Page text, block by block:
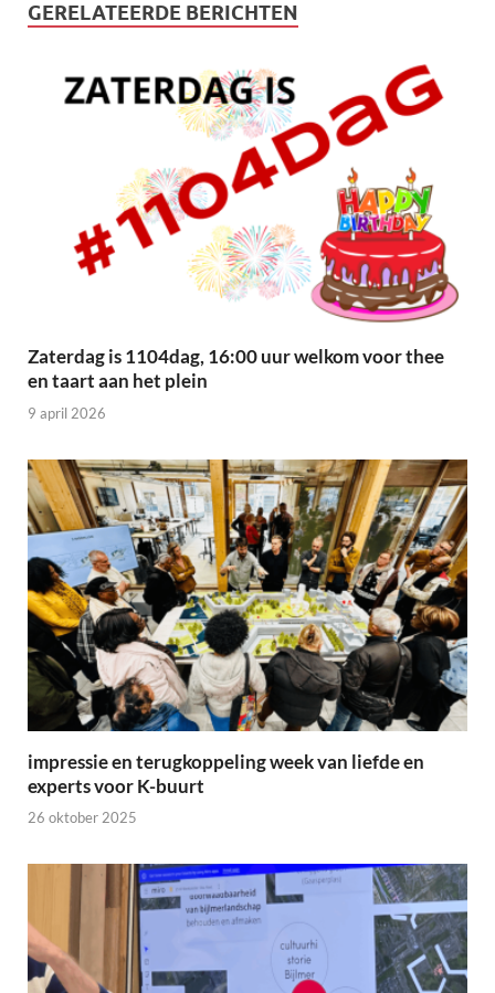
GERELATEERDE BERICHTEN
Zaterdag is 1104dag, 16:00 uur welkom voor thee
en taart aan het plein
9 april 2026
impressie en terugkoppeling week van liefde en
experts voor K-buurt
26 oktober 2025